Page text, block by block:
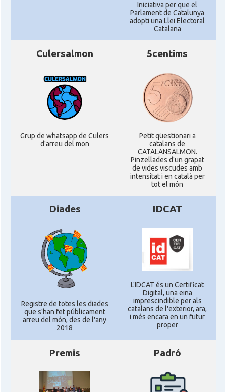
Iniciativa per que el
Parlament de Catalunya
adopti una Llei Electoral
Catalana
Culersalmon
Grup de whatsapp de Culers
d'arreu del mon
5centims
Petit qüestionari a
catalans de
CATALANSALMON.
Pinzellades d'un grapat
de vides viscudes amb
intensitat i en català per
tot el món
Diades
Registre de totes les diades
que s'han fet públicament
arreu del món, des de l'any
2018
IDCAT
L'IDCAT és un Certificat
Digital, una eina
imprescindible per als
catalans de l'exterior, ara,
i més encara en un futur
proper
Premis Padró